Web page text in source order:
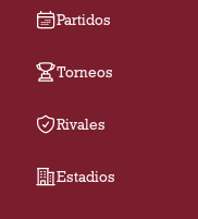
Partidos
Torneos
Rivales
Estadios